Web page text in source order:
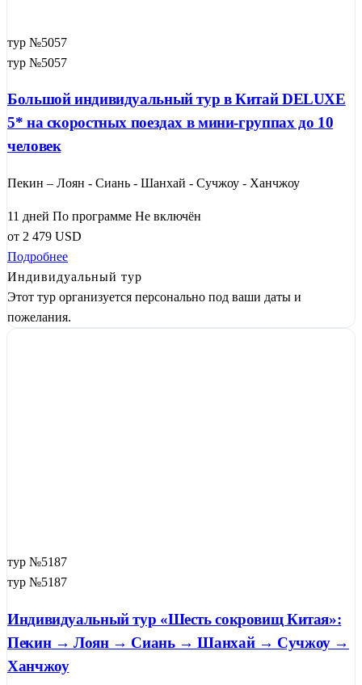
тур №5057
тур №5057
Большой индивидуальный тур в Китай DELUXE
5* на скоростных поездах в мини-группах до 10
человек
Пекин – Лоян - Сиань - Шанхай - Сучжоу - Ханчжоу
11 дней По программе Не включён
от 2 479 USD
Подробнее
Индивидуальный тур
Этот тур организуется персонально под ваши даты и
пожелания.
тур №5187
тур №5187
Индивидуальный тур «Шесть сокровищ Китая»:
Пекин → Лоян → Сиань → Шанхай → Сучжоу →
Ханчжоу